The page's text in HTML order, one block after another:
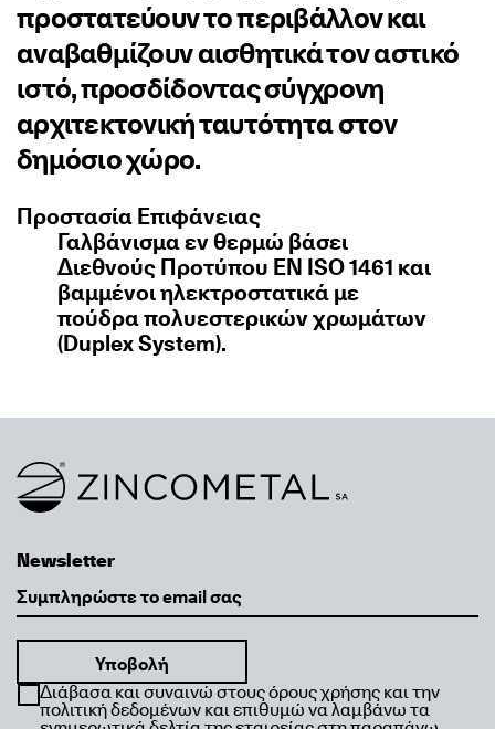
προστατεύουν το περιβάλλον και
αναβαθμίζουν αισθητικά τον αστικό
ιστό, προσδίδοντας σύγχρονη
αρχιτεκτονική ταυτότητα στον
δημόσιο χώρο.
Προστασία Επιφάνειας
Γαλβάνισμα εν θερμώ βάσει
Διεθνούς Προτύπου EN ISO 1461 και
βαμμένοι ηλεκτροστατικά με
πούδρα πολυεστερικών χρωμάτων
(Duplex System).
Link to homepage
Newsletter
Διάβασα και συναινώ στους όρους χρήσης και την
πολιτική δεδομένων και επιθυμώ να λαμβάνω τα